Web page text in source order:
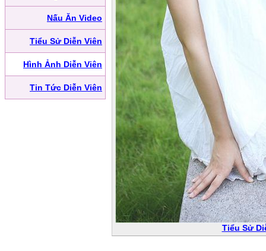
Nấu Ăn Video
Tiểu Sử Diễn Viên
Hình Ảnh Diễn Viên
Tin Tức Diễn Viên
Tiểu Sử